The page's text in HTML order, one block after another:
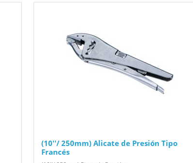
(10''/ 250mm) Alicate de Presión Tipo
Francés